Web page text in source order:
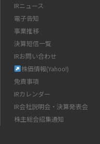
IRニュース
電子告知
事業推移
決算短信一覧
IRお問い合わせ
株価情報(Yahoo!)
免責事項
IRカレンダー
IR会社説明会・決算発表会
株主総会招集通知